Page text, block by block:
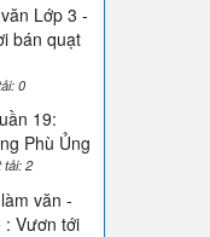
Lớp 3 -
bán quạt
0
19:
Phù Ủng
2
văn -
Vươn tới